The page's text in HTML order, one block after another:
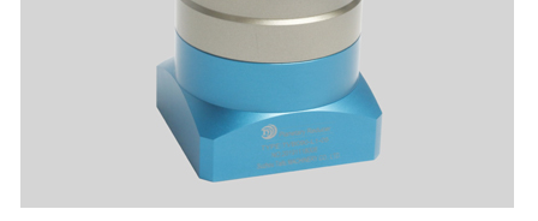
我们的服务